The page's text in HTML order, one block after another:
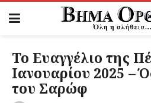
Το Ευαγγέλιο της
Ιανουαρίου 2025 –
του Σαρώφ